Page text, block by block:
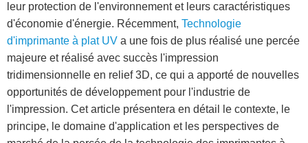
leur protection de l'environnement et leurs caractéristiques
d'économie d'énergie. Récemment, Technologie
d'imprimante à plat UV a une fois de plus réalisé une percée
majeure et réalisé avec succès l'impression
tridimensionnelle en relief 3D, ce qui a apporté de nouvelles
opportunités de développement pour l'industrie de
l'impression. Cet article présentera en détail le contexte, le
principe, le domaine d'application et les perspectives de